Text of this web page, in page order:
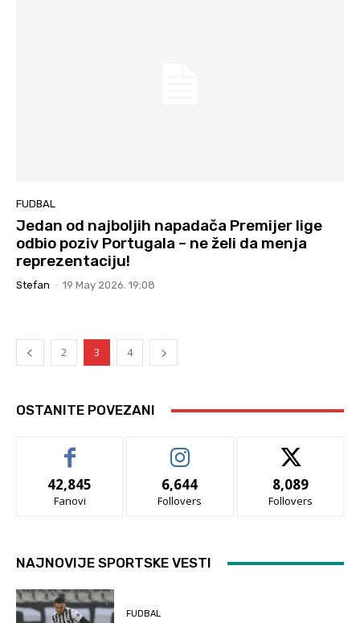
FUDBAL
Jedan od najboljih napadača Premijer lige
odbio poziv Portugala – ne želi da menja
reprezentaciju!
Stefan - 19 May 2026. 19:08
2 3 4
OSTANITE POVEZANI
42,845
Fanovi
6,644
Follovers
8,089
Follovers
NAJNOVIJE SPORTSKE VESTI
FUDBAL